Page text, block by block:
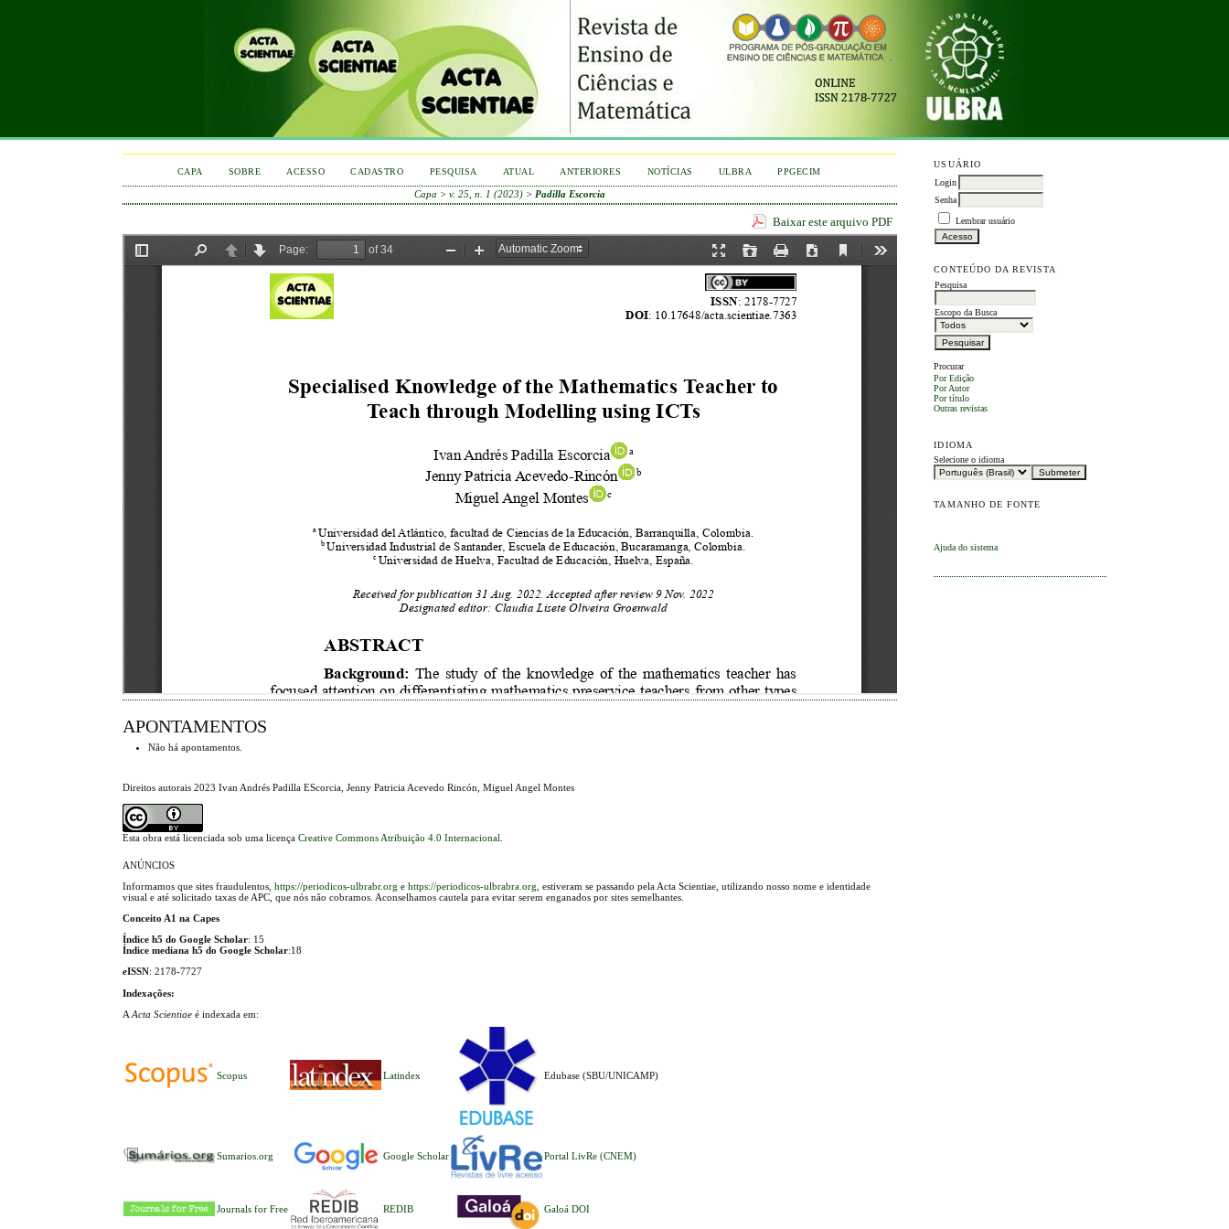
USUÁRIO
Login
Senha
Lembrar usuário
CONTEÚDO DA REVISTA
Pesquisa
Escopo da Busca
Procurar
Por Edição
Por Autor
Por título
Outras revistas
IDIOMA
Selecione o idioma
TAMANHO DE FONTE
Ajuda do sistema
CAPA SOBRE ACESSO CADASTRO PESQUISA ATUAL ANTERIORES NOTÍCIAS ULBRA PPGECIM
Capa >v. 25, n. 1 (2023) > Padilla Escorcia
Baixar este arquivo PDF
APONTAMENTOS
Não há apontamentos.
Direitos autorais 2023 Ivan Andrés Padilla EScorcia, Jenny Patricia Acevedo Rincón, Miguel Angel Montes
Esta obra está licenciada sob uma licençaCreative Commons Atribuição 4.0 Internacional
ANÚNCIOS
Informamos que sites fraudulentos,https://periodicos-ulbrabr.org ehttps://periodicos-ulbrabra.org , estiveram se passando pela Acta Scientiae, utilizando nosso nome e identidade
visual e até solicitado taxas de APC, que nós não cobramos. Aconselhamos cautela para evitar serem enganados por sites semelhantes.
Conceito A1 na Capes
Índice h5 do Google Scholar: 15
Índice mediana h5 do Google Scholar:18
eISSN: 2178-7727
Indexações:
AActa Scientiaeé indexada em:
Scopus Latindex Edubase (SBU/UNICAMP)
Sumarios.org Google Scholar Portal LivRe (CNEM)
Journals for Free REDIB Galoá DOI